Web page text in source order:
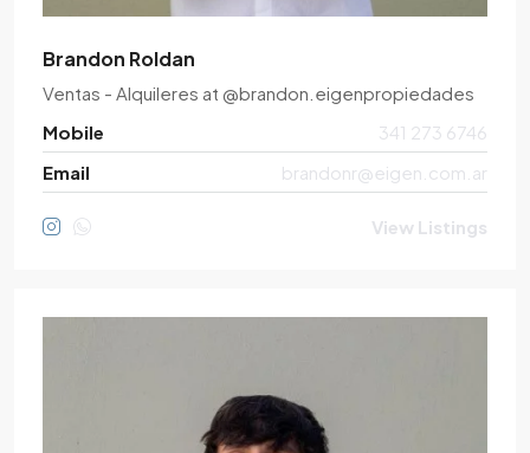
Brandon Roldan
Ventas - Alquileres at @brandon.eigenpropiedades
Mobile
341 273 6746
Email
brandonr@eigen.com.ar
View Listings